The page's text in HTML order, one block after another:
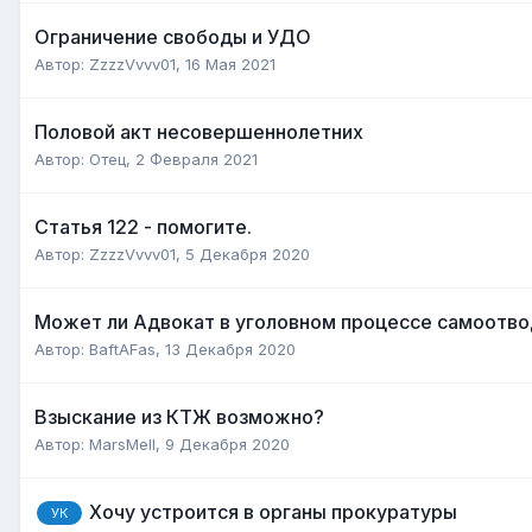
Ограничение свободы и УДО
Автор: ZzzzVvvv01, 16 Мая 2021
Половой акт несовершеннолетних
Автор: Отец, 2 Февраля 2021
Статья 122 - помогите.
Автор: ZzzzVvvv01, 5 Декабря 2020
Может ли Адвокат в уголовном процессе
Автор: BaftAFas, 13 Декабря 2020
Взыскание из КТЖ возможно?
Автор: MarsMell, 9 Декабря 2020
УК Хочу устроится в органы прокуратуры